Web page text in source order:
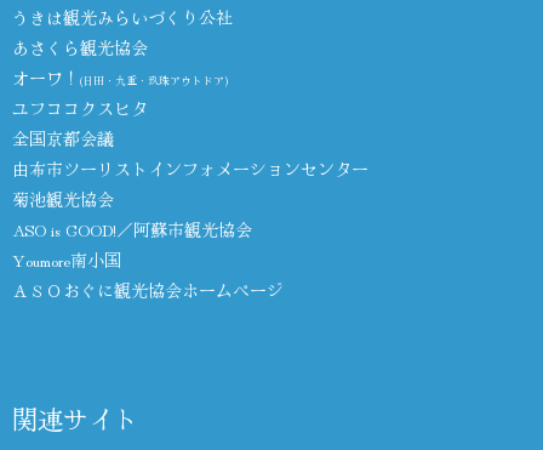
うきは観光みらいづくり公社
あさくら観光協会
オーワ！ (日田・九重・玖珠アウトドア)
ユフココクスヒタ
全国京都会議
由布市ツーリストインフォメーションセンター
菊池観光協会
ASO is GOOD!／阿蘇市観光協会
Youmore南小国
ＡＳＯおぐに観光協会ホームページ
関連サイト